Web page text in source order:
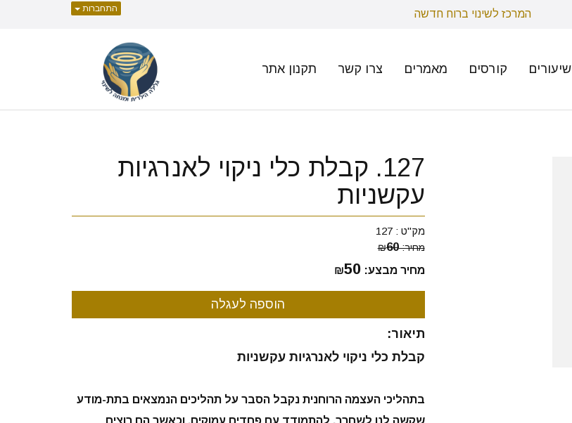
התחברות המרכז לשינוי ברוח חדשה
שיעורים קורסים מאמרים צרו קשר תקנון אתר
127. קבלת כלי ניקוי לאנרגיות
עקשניות
מק"ט :127
מחיר: ₪60
מחיר מבצע: ₪50
תיאור:
קבלת כלי ניקוי לאנרגיות עקשניות
בתהליכי העצמה הרוחנית נקבל הסבר על תהליכים הנמצאים בתת-מודע
שקשה לנו לשחרר, להתמודד עם פחדים עמוקים, וכאשר הם רוצים